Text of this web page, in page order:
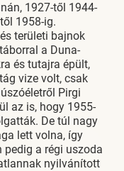
1927-től 1944-
1958-ig.
területi bajnok
a Duna-
és tutajra épült,
vize volt, csak
Pirgi
az is, hogy 1955-
De túl nagy
lett volna, így
pedig a régi uszoda
nyilvánított